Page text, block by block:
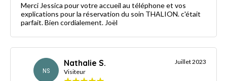
Merci Jessica pour votre accueil au téléphone et vos
explications pour la réservation du soin THALION. c'était
parfait. Bien cordialement. Joël
NS
Nathalie S.
Visiteur
Juillet 2023